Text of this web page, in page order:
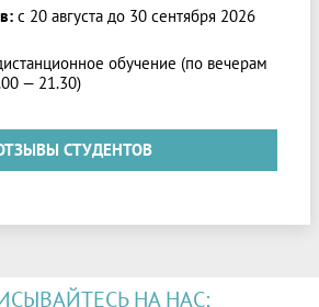
с 20 августа до 30 сентября 2026
обучение (по вечерам
— 21.30)
СТУДЕНТОВ
НА НАС: